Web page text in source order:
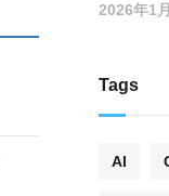
2026年1
Tags
AI